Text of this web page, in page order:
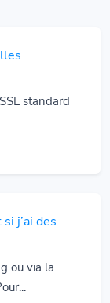
standard
j’ai des
ou via la